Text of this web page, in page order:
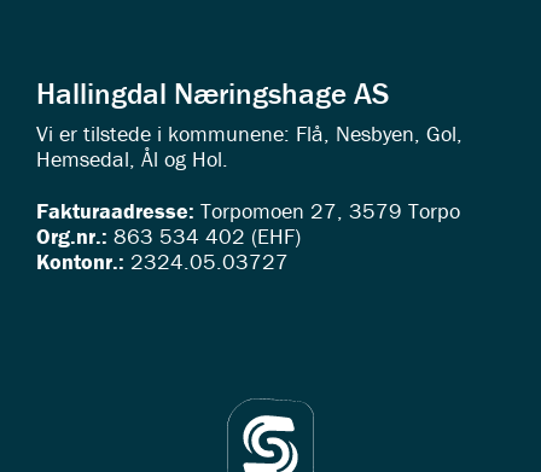
Hallingdal Næringshage AS
Vi er tilstede i kommunene: Flå, Nesbyen, Gol,
Hemsedal, Ål og Hol.
Fakturaadresse: Torpomoen 27, 3579 Torpo
Org.nr.: 863 534 402 (EHF)
Kontonr.: 2324.05.03727